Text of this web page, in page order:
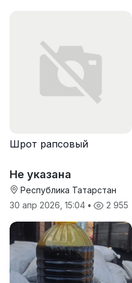
Шрот рапсовый
Не указана
Республика Татарстан
30 апр 2026, 15:04 • 2 955